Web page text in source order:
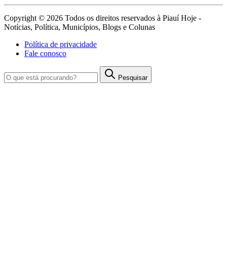
Copyright © 2026 Todos os direitos reservados à Piauí Hoje -
Notícias, Política, Municípios, Blogs e Colunas
Política de privacidade
Fale conosco
Pesquisar